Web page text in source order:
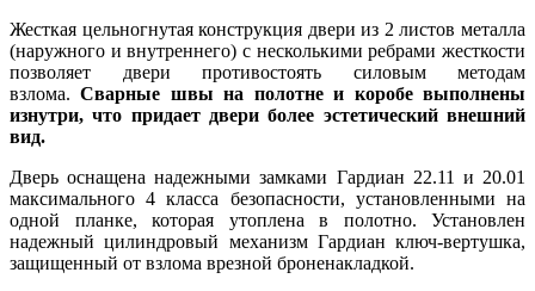
Жесткая цельногнутая конструкция двери из 2 листов металла
(наружного и внутреннего) с несколькими ребрами жесткости
позволяет двери противостоять силовым методам
взлома.Сварные швы на полотне и коробе выполнены
изнутри, что придает двери более эстетический внешний
вид.
Дверь оснащена надежными замками Гардиан 22.11 и 20.01
максимального 4 класса безопасности, установленными на
одной планке, которая утоплена в полотно. Установлен
надежный цилиндровый механизм Гардиан ключ-вертушка,
защищенный от взлома врезной броненакладкой.